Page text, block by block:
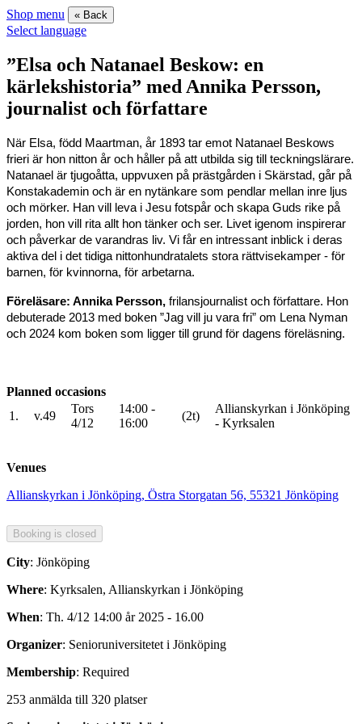
Shop menu « Back
Select language
”Elsa och Natanael Beskow: en
kärlekshistoria” med Annika Persson,
journalist och författare
När Elsa, född Maartman, år 1893 tar emot Natanael Beskows
frieri är hon nitton år och håller på att utbilda sig till teckningslärare.
Natanael är tjugoåtta, uppvuxen på prästgården i Skärstad, går på
Konstakademin och är en nytänkare som pendlar mellan inre ljus
och mörker. Han vill leva i Jesu fotspår och skapa Guds rike på
jorden, hon vill rita allt hon tänker och ser. Livet igenom inspirerar
och påverkar de varandras liv. Vi får en intressant inblick i deras
aktiva del i det tidiga nittonhundratalets stora rättvisekamper - för
barnen, för kvinnorna, för arbetarna.
Föreläsare: Annika Persson, frilansjournalist och författare. Hon
debuterade 2013 med boken ”Jag vill ju vara fri” om Lena Nyman
och 2024 kom boken som ligger till grund för dagens föreläsning.
Planned occasions
1.
v.49
Tors
4/12
14:00 -
16:00
(2t)
Allianskyrkan i Jönköping
- Kyrksalen
Venues
Allianskyrkan i Jönköping, Östra Storgatan 56, 55321 Jönköping
City: Jönköping
Where: Kyrksalen, Allianskyrkan i Jönköping
When: Th. 4/12 14:00 år 2025 - 16.00
Organizer: Senioruniversitetet i Jönköping
Membership: Required
253 anmälda till 320 platser